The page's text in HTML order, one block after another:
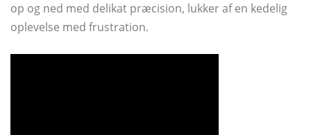
op og ned med delikat præcision, lukker af en kedelig
oplevelse med frustration.